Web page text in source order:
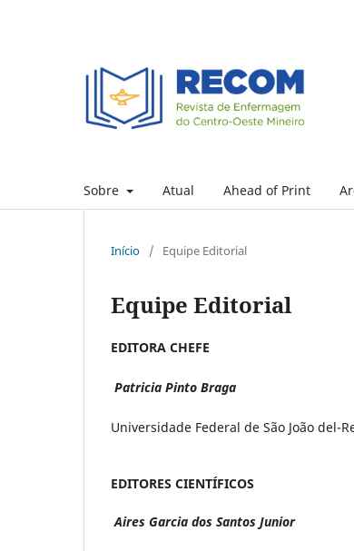
Sobre Atual Ahead of Print
Início / Equipe Editorial
Equipe Editorial
EDITORA CHEFE
Patricia Pinto Braga
Universidade Federal de São João del-
EDITORES CIENTÍFICOS
Aires Garcia dos Santos Junior